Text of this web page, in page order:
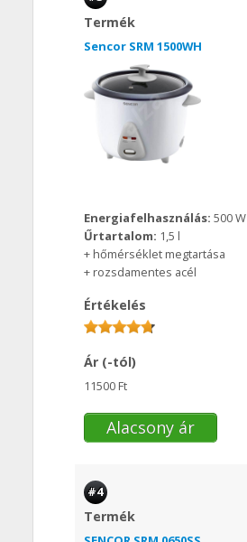
Termék
Sencor SRM 1500WH
Energiafelhasználás: 500 W
Űrtartalom: 1,5 l
+ hőmérséklet megtartása
+ rozsdamentes acél
Értékelés
Ár (-tól)
11500 Ft
Alacsony ár
#4
Termék